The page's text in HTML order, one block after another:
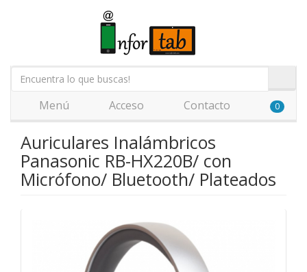
Menú Acceso Contacto 0
Auriculares Inalámbricos
Panasonic RB-HX220B/ con
Micrófono/ Bluetooth/ Plateados